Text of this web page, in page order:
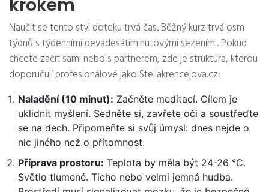
krokem
Naučit se tento styl doteku trvá čas. Běžný kurz trvá osm
týdnů s týdenními devadesátiminutovými sezeními. Pokud
chcete začít sami nebo s partnerem, zde je struktura, kterou
doporučují profesionálové jako Stellakrencejova.cz:
Naladění (10 minut): Začněte meditací. Cílem je
uklidnit myšlení. Sedněte si, zavřete oči a soustřeďte
se na dech. Připomeňte si svůj úmysl: dnes nejde o
nic jiného než o přítomnost.
Příprava prostoru: Teplota by měla být 24-26 °C.
Světlo tlumené. Ticho nebo velmi jemná hudba.